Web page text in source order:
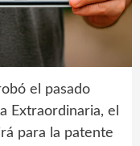
el pasado
Extraordinaria, el
para la patente